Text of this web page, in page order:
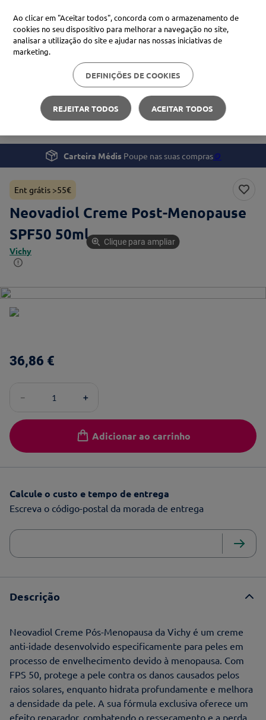
Procure no Marketplace Médis
Pesquisas mais comuns
xiaomi
4º svr
Beleza e Cuidado pessoal
Neovadiol Creme Post-Menopause SPF50 50ml
Carteira Médis Poupe nas suas compras🪙
Ent grátis >55€
Neovadiol Creme Post-Menopause
SPF50 50ml
Vichy
Clique para ampliar
36,86 €
＋
－
Adicionar ao carrinho
Calcule o custo e tempo de entrega
Escreva o código-postal da morada de entrega
Descrição
Neovadiol Creme Pós-Menopausa da Vichy é um creme
anti-idade desenvolvido especificamente para peles em
processo de envelhecimento devido à menopausa. Com
FPS 50, protege a pele contra os danos causados pelos
raios solares, enquanto hidrata profundamente e melhora
a densidade da pele. A sua fórmula exclusiva oferece um
efeito reparador, combatendo o ressecamento e a perda
Ao clicar em "Aceitar todos", concorda com o armazenamento de
cookies no seu dispositivo para melhorar a navegação no site,
analisar a utilização do site e ajudar nas nossas iniciativas de
marketing.
DEFINIÇÕES DE COOKIES
REJEITAR TODOS ACEITAR TODOS